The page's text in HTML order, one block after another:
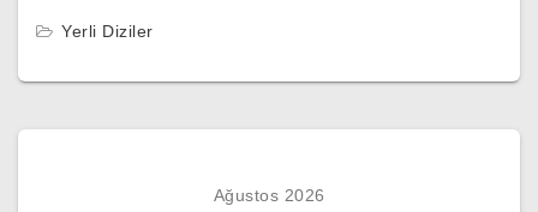
Yerli Diziler
Ağustos 2026